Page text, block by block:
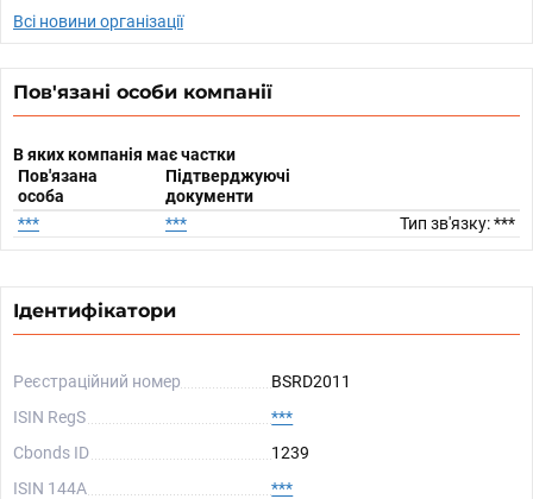
Всі новини організації
Пов'язані особи компанії
В яких компанія має частки
Пов'язана
особа
Підтверджуючі
документи
***
*** Тип зв'язку: ***
Ідентифікатори
Реєстраційний номер
BSRD2011
ISIN RegS
***
Cbonds ID
1239
ISIN 144A
***